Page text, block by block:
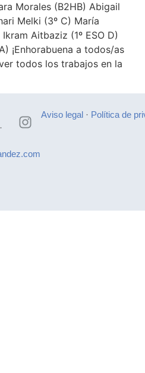
Morales (B2HB) Abigail
Melki (3º C) María
Aitbaziz (1º ESO D)
¡Enhorabuena a todos/as
todos los trabajos en la
Aviso legal· Política de